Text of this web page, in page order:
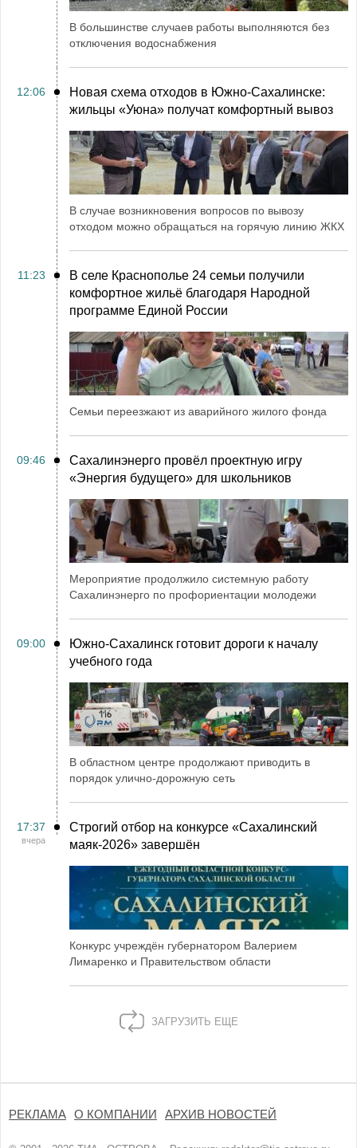
В большинстве случаев работы выполняются без
отключения водоснабжения
12:06
Новая схема отходов в Южно-Сахалинске:
жильцы «Уюна» получат комфортный вывоз
В случае возникновения вопросов по вывозу
отходом можно обращаться на горячую линию ЖКХ
11:23
В селе Краснополье 24 семьи получили
комфортное жильё благодаря Народной
программе Единой России
Семьи переезжают из аварийного жилого фонда
09:46
Сахалинэнерго провёл проектную игру
«Энергия будущего» для школьников
Мероприятие продолжило системную работу
Сахалинэнерго по профориентации молодежи
09:00
Южно-Сахалинск готовит дороги к началу
учебного года
В областном центре продолжают приводить в
порядок улично-дорожную сеть
17:37
вчера
Строгий отбор на конкурсе «Сахалинский
маяк‑2026» завершён
Конкурс учреждён губернатором Валерием
Лимаренко и Правительством области
ЗАГРУЗИТЬ ЕЩЕ
РЕКЛАМА О КОМПАНИИ АРХИВ НОВОСТЕЙ